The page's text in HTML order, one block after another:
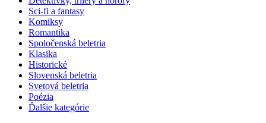
Sci-fi a fantasy
Komiksy
Romantika
Spoločenská beletria
Klasika
Historické
Slovenská beletria
Svetová beletria
Poézia
Ďalšie kategórie